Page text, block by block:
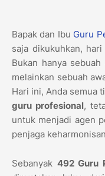
Bapak dan Ibu Guru
saja dikukuhkan,
Bukan hanya
melainkan sebuah
Hari ini, Anda semua
guru profesional,
untuk menjadi agen
penjaga
Sebanyak 492 Guru